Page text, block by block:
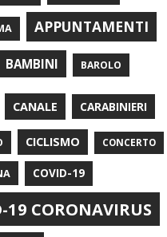
APPUNTAMENTI
BAMBINI BAROLO
CANALE CARABINIERI
CICLISMO CONCERTO
COVID-19
19 CORONAVIRUS